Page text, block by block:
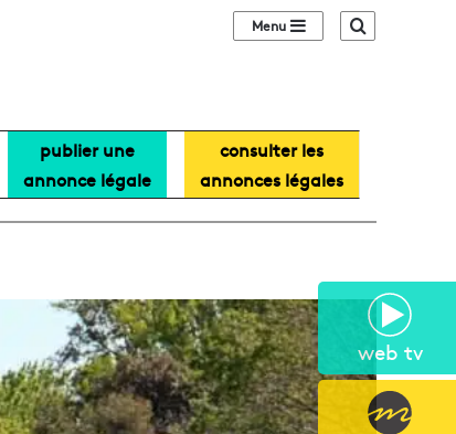
web tv
Sidebar (barre
publier une
annonce légale
consulter les
annonces légales